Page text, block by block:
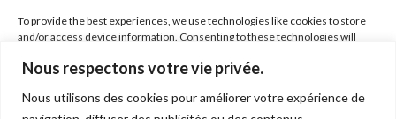
Nous respectons votre vie privée.
Nous utilisons des cookies pour améliorer votre expérience de
To provide the best experiences, we use technologies like cookies to store
and/or access device information. Consenting to these technologies will
Not consenting or withdrawing consent, may adversely affect certain